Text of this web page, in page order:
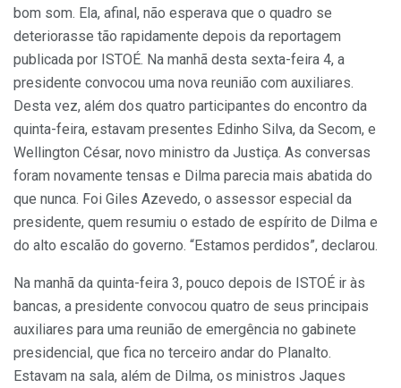
bom som. Ela, afinal, não esperava que o quadro se
deteriorasse tão rapidamente depois da reportagem
publicada por ISTOÉ. Na manhã desta sexta-feira 4, a
presidente convocou uma nova reunião com auxiliares.
Desta vez, além dos quatro participantes do encontro da
quinta-feira, estavam presentes Edinho Silva, da Secom, e
Wellington César, novo ministro da Justiça. As conversas
foram novamente tensas e Dilma parecia mais abatida do
que nunca. Foi Giles Azevedo, o assessor especial da
presidente, quem resumiu o estado de espírito de Dilma e
do alto escalão do governo. “Estamos perdidos”, declarou.
Na manhã da quinta-feira 3, pouco depois de ISTOÉ ir às
bancas, a presidente convocou quatro de seus principais
auxiliares para uma reunião de emergência no gabinete
presidencial, que fica no terceiro andar do Planalto.
Estavam na sala, além de Dilma, os ministros Jaques